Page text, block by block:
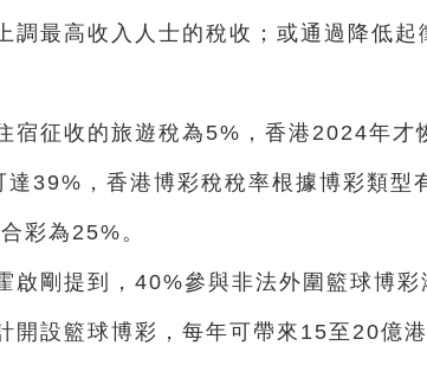
調最高收入人士的稅收；或通過降低起
宿征收的旅遊稅為5%，香港2024年才
39%，香港博彩稅稅率根據博彩類型
彩為25%。
啟剛提到，40%參與非法外圍籃球博彩
開設籃球博彩，每年可帶來15至20億